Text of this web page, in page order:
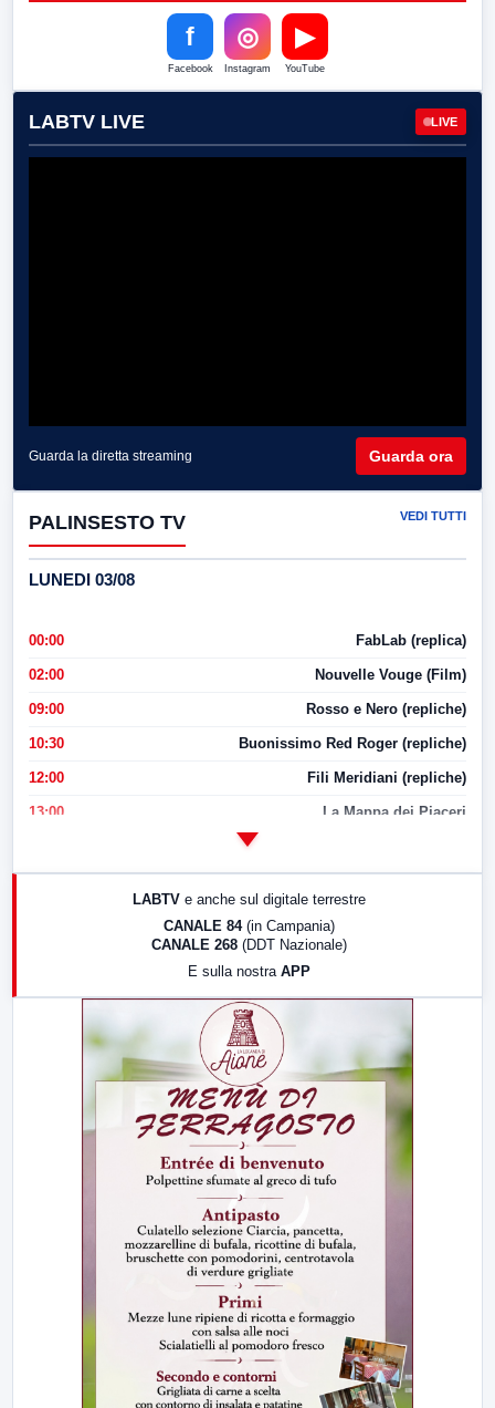
f
Facebook
◎
Instagram
▶
YouTube
LABTV LIVE LIVE
Guarda la diretta streaming Guarda ora
PALINSESTO TV VEDI TUTTI
LUNEDI 03/08
00:00 FabLab (replica)
02:00 Nouvelle Vouge (Film)
09:00 Rosso e Nero (repliche)
10:30 Buonissimo Red Roger (repliche)
12:00 Fili Meridiani (repliche)
13:00 La Mappa dei Piaceri
LABTV e anche sul digitale terrestre
CANALE 84 (in Campania)
CANALE 268 (DDT Nazionale)
E sulla nostra APP